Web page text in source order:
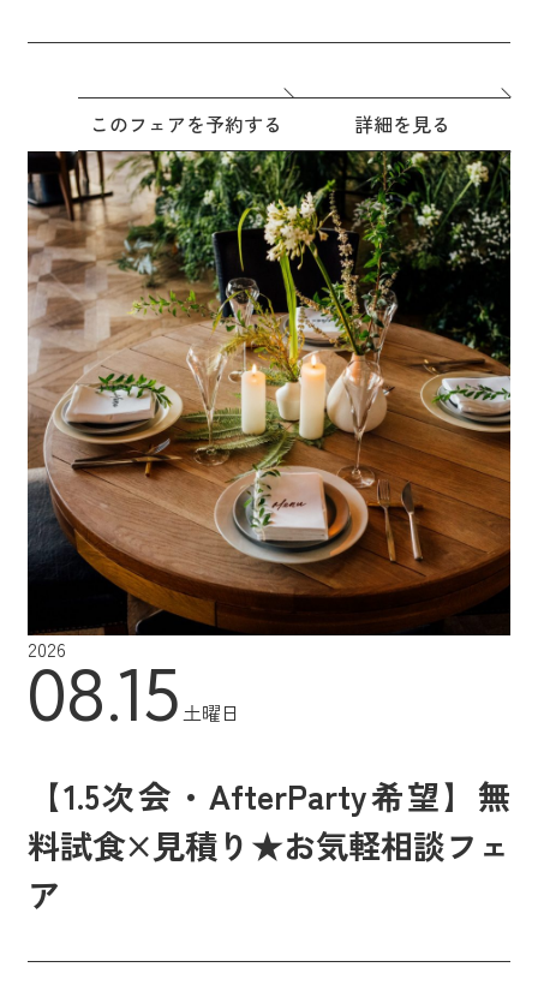
このフェアを予約する 詳細を見る
2026
08.15土曜日
【1.5次会・AfterParty希望】無
料試食×見積り★お気軽相談フェ
ア